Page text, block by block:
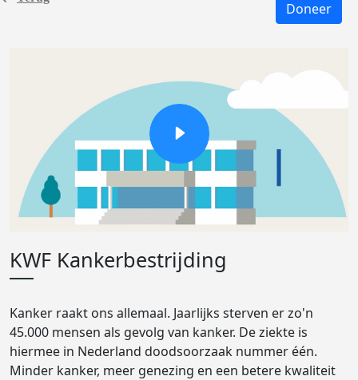
Doneer
KWF Kankerbestrijding
Kanker raakt ons allemaal. Jaarlijks sterven er zo'n
45.000 mensen als gevolg van kanker. De ziekte is
hiermee in Nederland doodsoorzaak nummer één.
Minder kanker, meer genezing en een betere kwaliteit